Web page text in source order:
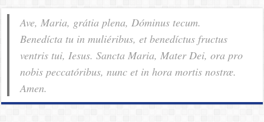
Ave, Maria, grátia plena, Dóminus tecum.
Benedícta tu in muliéribus, et benedíctus fructus
ventris tui, Iesus. Sancta Maria, Mater Dei, ora pro
nobis pec­ca­tóribus, nunc et in hora mortis nostræ.
Amen.